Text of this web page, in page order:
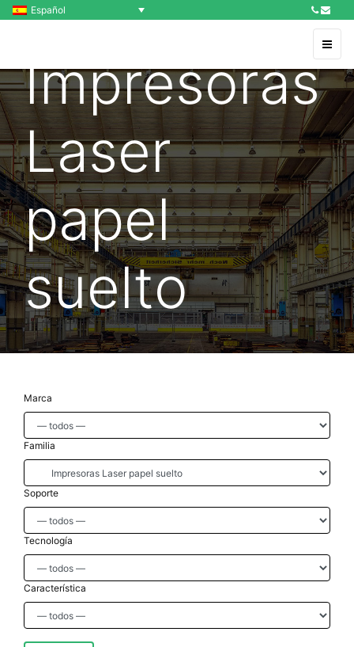
Español
Impresoras
Laser
papel
suelto
Marca
Familia
Soporte
Tecnología
Característica